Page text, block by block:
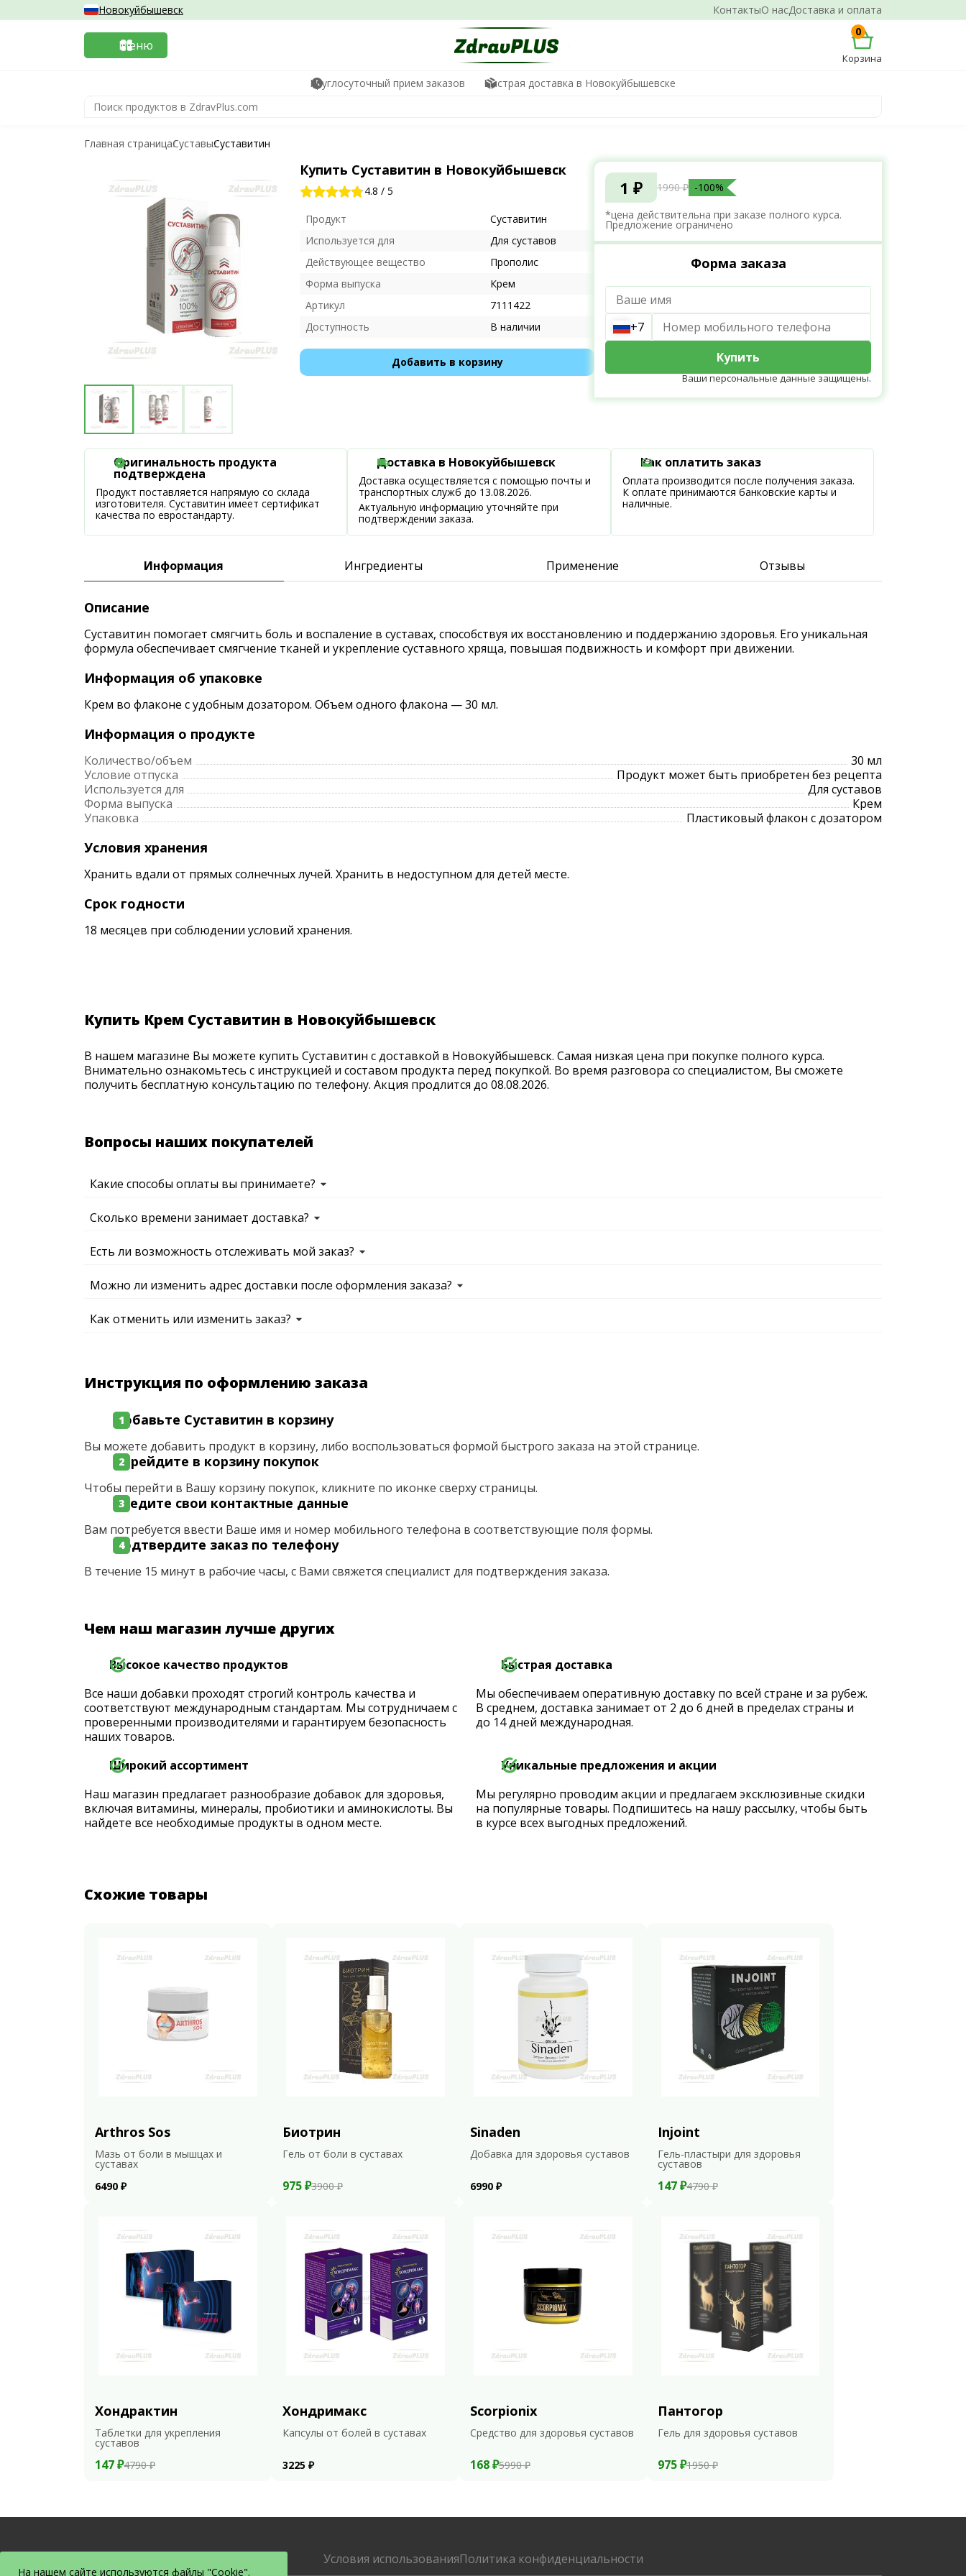
КонтактыО насДоставка и оплата
Новокуйбышевск
Меню
0
Корзина
Круглосуточный прием заказов Быстрая доставка в Новокуйбышевске
Главная страницаСуставыСуставитин
Купить Суставитин в Новокуйбышевск
4.8 / 5
Продукт
Суставитин
Используется для
Для суставов
Действующее вещество
Прополис
Форма выпуска
Крем
Артикул
7111422
Доступность
В наличии
Добавить в корзину
1 ₽ 1990 ₽ -100%
*цена действительна при заказе полного курса.
Предложение ограничено
Форма заказа
+7
Купить
Ваши персональные данные защищены.
Оригинальность продукта
подтверждена
Продукт поставляется напрямую со склада
изготовителя. Суставитин имеет сертификат
качества по евростандарту.
Доставка в Новокуйбышевск
Доставка осуществляется с помощью почты и
транспортных служб до 13.08.2026.
Актуальную информацию уточняйте при
подтверждении заказа.
Как оплатить заказ
Оплата производится после получения заказа.
К оплате принимаются банковские карты и
наличные.
Информация Ингредиенты Применение Отзывы
Описание
Суставитин помогает смягчить боль и воспаление в суставах, способствуя их восстановлению и поддержанию здоровья. Его уникальная
формула обеспечивает смягчение тканей и укрепление суставного хряща, повышая подвижность и комфорт при движении.
Информация об упаковке
Крем во флаконе с удобным дозатором. Объем одного флакона — 30 мл.
Информация о продукте
Количество/объем
30 мл
Условие отпуска
Продукт может быть приобретен без рецепта
Используется для
Для суставов
Форма выпуска
Крем
Упаковка
Пластиковый флакон с дозатором
Условия хранения
Хранить вдали от прямых солнечных лучей. Хранить в недоступном для детей месте.
Срок годности
18 месяцев при соблюдении условий хранения.
Купить Крем Суставитин в Новокуйбышевск
В нашем магазине Вы можете купить Суставитин с доставкой в Новокуйбышевск. Самая низкая цена при покупке полного курса.
Внимательно ознакомьтесь с инструкцией и составом продукта перед покупкой. Во время разговора со специалистом, Вы сможете
получить бесплатную консультацию по телефону. Акция продлится до 08.08.2026.
Вопросы наших покупателей
Какие способы оплаты вы принимаете?
Сколько времени занимает доставка?
Есть ли возможность отслеживать мой заказ?
Можно ли изменить адрес доставки после оформления заказа?
Как отменить или изменить заказ?
Инструкция по оформлению заказа
Добавьте Суставитин в корзину
Вы можете добавить продукт в корзину, либо воспользоваться формой быстрого заказа на этой странице.
Перейдите в корзину покупок
Чтобы перейти в Вашу корзину покупок, кликните по иконке сверху страницы.
Введите свои контактные данные
Вам потребуется ввести Ваше имя и номер мобильного телефона в соответствующие поля формы.
Подтвердите заказ по телефону
В течение 15 минут в рабочие часы, с Вами свяжется специалист для подтверждения заказа.
Чем наш магазин лучше других
Высокое качество продуктов
Все наши добавки проходят строгий контроль качества и
соответствуют международным стандартам. Мы сотрудничаем с
проверенными производителями и гарантируем безопасность
наших товаров.
Быстрая доставка
Мы обеспечиваем оперативную доставку по всей стране и за рубеж.
В среднем, доставка занимает от 2 до 6 дней в пределах страны и
до 14 дней международная.
Широкий ассортимент
Наш магазин предлагает разнообразие добавок для здоровья,
включая витамины, минералы, пробиотики и аминокислоты. Вы
найдете все необходимые продукты в одном месте.
Уникальные предложения и акции
Мы регулярно проводим акции и предлагаем эксклюзивные скидки
на популярные товары. Подпишитесь на нашу рассылку, чтобы быть
в курсе всех выгодных предложений.
Схожие товары
Arthros Sos
Мазь от боли в мышцах и
суставах
6490 ₽
Биотрин
Гель от боли в суставах
975 ₽3900 ₽
Sinaden
Добавка для здоровья суставов
6990 ₽
Injoint
Гель-пластыри для здоровья
суставов
147 ₽4790 ₽
Хондрактин
Таблетки для укрепления
суставов
147 ₽4790 ₽
Хондримакс
Капсулы от болей в суставах
3225 ₽
Scorpionix
Средство для здоровья суставов
168 ₽5990 ₽
Пантогор
Гель для здоровья суставов
975 ₽1950 ₽
Условия использованияПолитика конфиденциальности
На нашем сайте используются файлы "Cookie".